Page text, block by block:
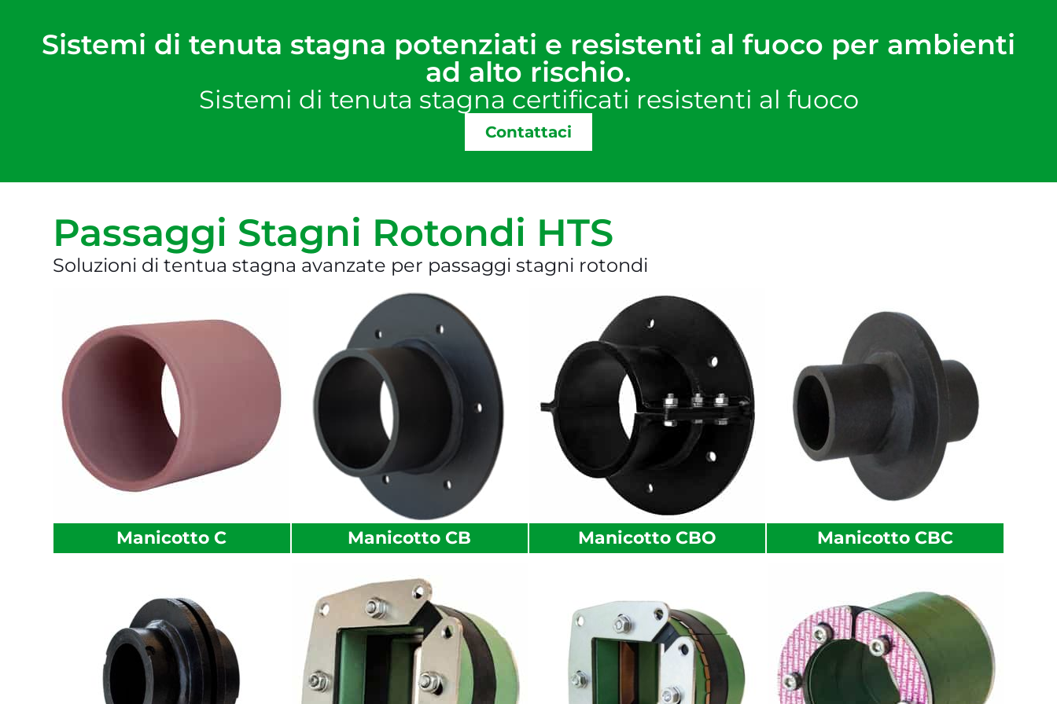
Sistemi di tenuta stagna potenziati e resistenti al fuoco per ambienti
ad alto rischio.
Sistemi di tenuta stagna certificati resistenti al fuoco
Contattaci
Passaggi Stagni Rotondi HTS
Soluzioni di tentua stagna avanzate per passaggi stagni rotondi
Manicotto C Manicotto CB Manicotto CBO Manicotto CBC